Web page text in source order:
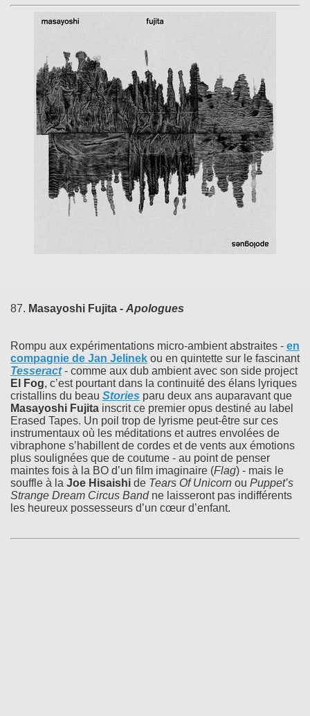
87. Masayoshi Fujita - Apologues
Rompu aux expérimentations micro-ambient abstraites - en
compagnie de Jan Jelinek ou en quintette sur le fascinant
Tesseract - comme aux dub ambient avec son side project
El Fog, c’est pourtant dans la continuité des élans lyriques
cristallins du beau Stories paru deux ans auparavant que
Masayoshi Fujita inscrit ce premier opus destiné au label
Erased Tapes. Un poil trop de lyrisme peut-être sur ces
instrumentaux où les méditations et autres envolées de
vibraphone s’habillent de cordes et de vents aux émotions
plus soulignées que de coutume - au point de penser
maintes fois à la BO d’un film imaginaire (Flag) - mais le
souffle à la Joe Hisaishi de Tears Of Unicorn ou Puppet’s
Strange Dream Circus Bandne laisseront pas indifférents
les heureux possesseurs d’un cœur d’enfant.